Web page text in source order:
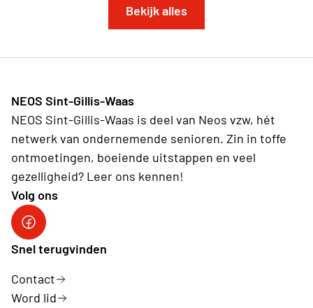
Bekijk alles
NEOS Sint-Gillis-Waas
NEOS Sint-Gillis-Waas is deel van Neos vzw, hét
netwerk van ondernemende senioren. Zin in toffe
ontmoetingen, boeiende uitstappen en veel
gezelligheid? Leer ons kennen!
Volg ons
Facebook van Neos Sint-Gillis-Waas
Snel terugvinden
Contact
Word lid